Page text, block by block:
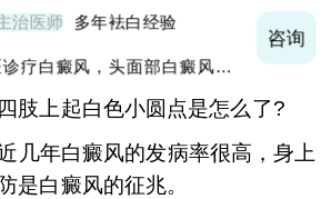
治医师 多年袪白经验
疗白癜风，头面部白癜风，青
咨询
上起白色小圆点是怎么了?
年白癜风的发病率很高，身上
是白癜风的征兆。